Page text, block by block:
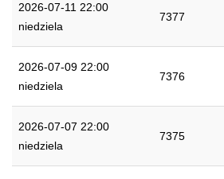
2026-07-11 22:00
niedziela
7377
2026-07-09 22:00
niedziela
7376
2026-07-07 22:00
niedziela
7375